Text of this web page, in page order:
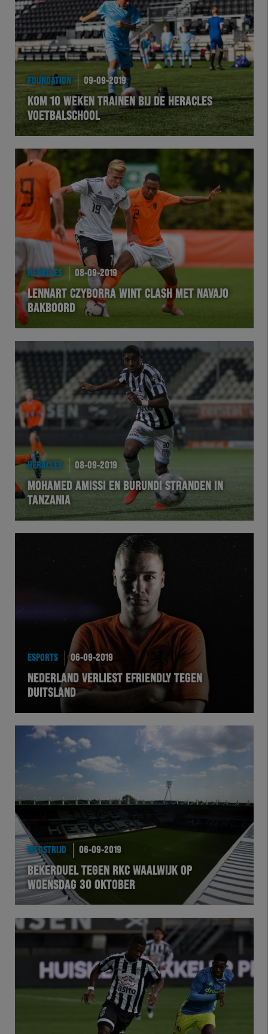
Futsal
eSports
Academie
FOUNDATION 09-09-2019
KOM 10 WEKEN TRAINEN BIJ DE HERACLES
VOETBALSCHOOL
HERACLES 08-09-2019
LENNART CZYBORRA WINT CLASH MET NAVAJO
BAKBOORD
HERACLES 08-09-2019
MOHAMED AMISSI EN BURUNDI STRANDEN IN
TANZANIA
ESPORTS 06-09-2019
NEDERLAND VERLIEST EFRIENDLY TEGEN
DUITSLAND
WEDSTRIJD 06-09-2019
BEKERDUEL TEGEN RKC WAALWIJK OP
WOENSDAG 30 OKTOBER